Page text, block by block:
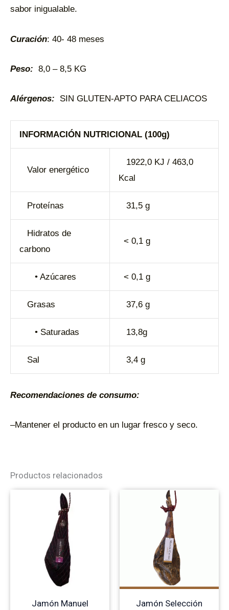
sabor inigualable.
Curación: 40- 48 meses
Peso: 8,0 – 8,5 KG
Alérgenos: SIN GLUTEN-APTO PARA CELIACOS
INFORMACIÓN NUTRICIONAL (100g)
Valor energético
1922,0 KJ / 463,0
Kcal
Proteínas 31,5 g
Hidratos de
carbono
< 0,1 g
• Azúcares < 0,1 g
Grasas 37,6 g
• Saturadas 13,8g
Sal 3,4 g
Recomendaciones de consumo:
–Mantener el producto en un lugar fresco y seco.
Productos relacionados
Jamón Manuel
Jamón Selección